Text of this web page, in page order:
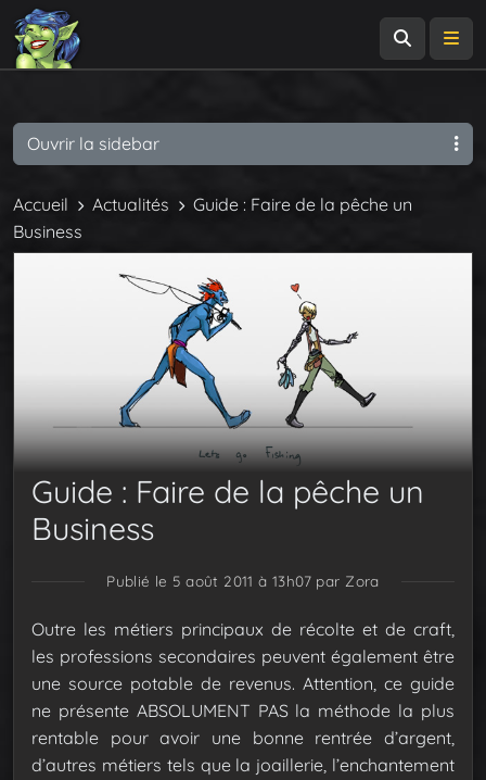
Accueil Actualités
Guide : Faire de la pêche un
Business
Guide : Faire de la pêche un
Business
Publié le 5 août 2011 à 13h07 par Zora
Outre les métiers principaux de récolte et de craft,
les professions secondaires peuvent également être
une source potable de revenus. Attention, ce guide
ne présente ABSOLUMENT PAS la méthode la plus
rentable pour avoir une bonne rentrée d’argent,
d’autres métiers tels que la joaillerie, l’enchantement
Ouvrir la sidebar